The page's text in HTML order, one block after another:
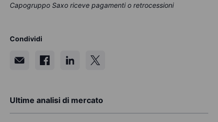
Capogruppo Saxo riceve pagamenti o retrocessioni
Condividi
Ultime analisi di mercato